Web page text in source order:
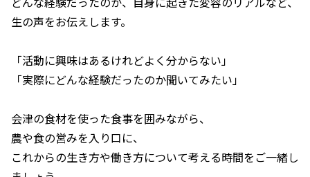
生の声をお伝えします。
「活動に興味はあるけれどよく分からない」
「実際にどんな経験だったのか聞いてみたい」
会津の食材を使った食事を囲みながら、
農や食の営みを入り口に、
これからの生き方や働き方について考える時間をご一緒し